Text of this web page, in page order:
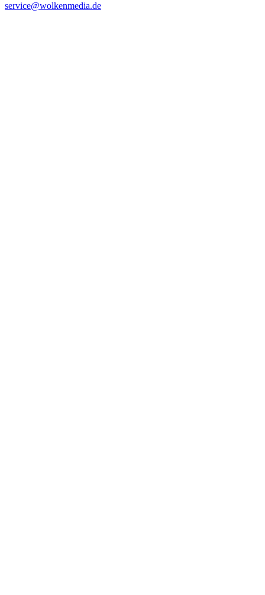
service@wolkenmedia.de